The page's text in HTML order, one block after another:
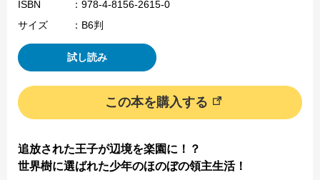
ISBN
：978-4-8156-2615-0
サイズ
：B6判
試し読み
この本を購入する
追放された王子が辺境を楽園に！？
世界樹に選ばれた少年のほのぼの領主生活！